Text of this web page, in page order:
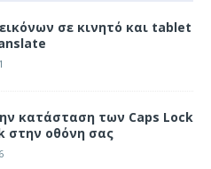
σε κινητό και tablet
1
κατάσταση των Caps Lock
στην οθόνη σας
6